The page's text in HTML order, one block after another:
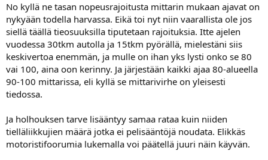
No kyllä ne tasan nopeusrajoitusta mittarin mukaan ajavat on
nykyään todella harvassa. Eikä toi nyt niin vaarallista ole jos
siellä täällä tieosuuksilla tiputetaan rajoituksia. Itte ajelen
vuodessa 30tkm autolla ja 15tkm pyörällä, mielestäni siis
keskivertoa enemmän, ja mulle on ihan yks lysti onko se 80
vai 100, aina oon kerinny. Ja järjestään kaikki ajaa 80-alueella
90-100 mittarissa, eli kyllä se mittarivirhe on yleisesti
tiedossa.
Ja holhouksen tarve lisääntyy samaa rataa kuin niiden
tielläliikkujien määrä jotka ei pelisääntöjä noudata. Elikkäs
motoristifoorumia lukemalla voi päätellä juuri näin käyvän.